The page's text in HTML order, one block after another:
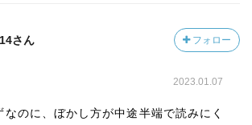
さん フォロー
2023.01.07
なのに、ぼかし方が中途半端で読みにく